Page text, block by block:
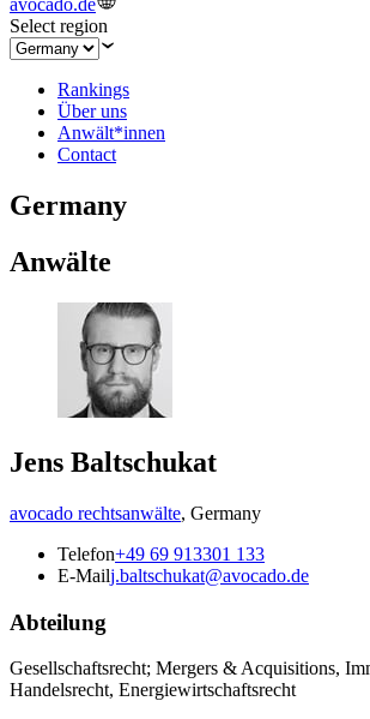
avocado.de
Select region
Rankings
Über uns
Anwält*innen
Contact
Germany
Anwälte
Jens Baltschukat
avocado rechtsanwälte, Germany
Telefon+49 69 913301 133
E-Mailj.baltschukat@avocado.de
Abteilung
Gesellschaftsrecht; Mergers & Acquisitions,
Handelsrecht, Energiewirtschaftsrecht